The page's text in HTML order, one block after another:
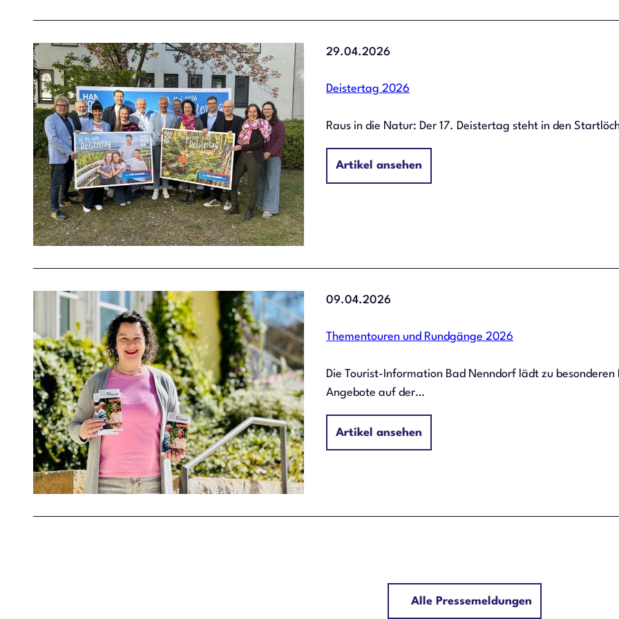
29.04.2026
Deistertag 2026
Raus in die Natur: Der 17. Deistertag steht in den
Artikel ansehen
09.04.2026
Thementouren und Rundgänge 2026
Die Tourist-Information Bad Nenndorf lädt zu
Angebote auf der…
Artikel ansehen
Alle Pressemeldungen